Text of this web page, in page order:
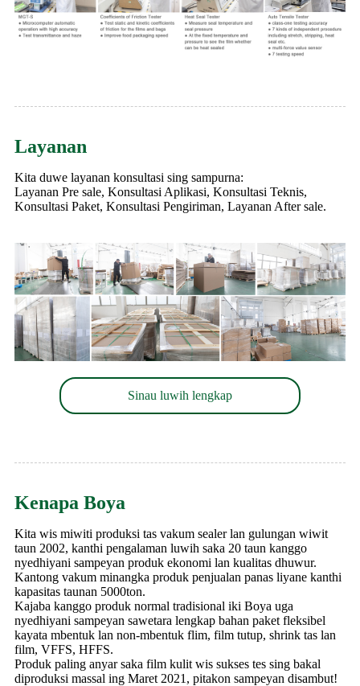
Layanan
Kita duwe layanan konsultasi sing sampurna:
Layanan Pre sale, Konsultasi Aplikasi, Konsultasi Teknis,
Konsultasi Paket, Konsultasi Pengiriman, Layanan After sale.
Sinau luwih lengkap
Kenapa Boya
Kita wis miwiti produksi tas vakum sealer lan gulungan wiwit
taun 2002, kanthi pengalaman luwih saka 20 taun kanggo
nyedhiyani sampeyan produk ekonomi lan kualitas dhuwur.
Kantong vakum minangka produk penjualan panas liyane kanthi
kapasitas taunan 5000ton.
Kajaba kanggo produk normal tradisional iki Boya uga
nyedhiyani sampeyan sawetara lengkap bahan paket fleksibel
kayata mbentuk lan non-mbentuk flim, film tutup, shrink tas lan
film, VFFS, HFFS.
Produk paling anyar saka film kulit wis sukses tes sing bakal
diproduksi massal ing Maret 2021, pitakon sampeyan disambut!